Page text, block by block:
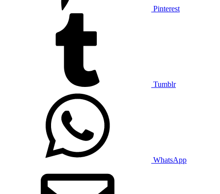
Pinterest
Tumblr
WhatsApp